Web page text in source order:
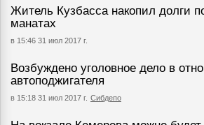
Житель Кузбасса накопил долги
манатах
в 15:46 31 июл 2017 г.
Возбуждено уголовное дело в
автоподжигателя
в 15:18 31 июл 2017 г. Сибдепо